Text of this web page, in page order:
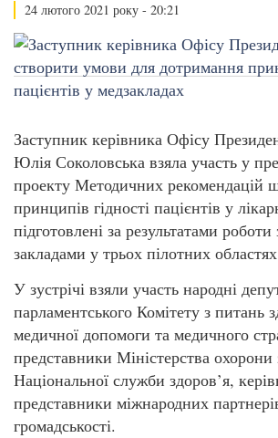
24 лютого 2021 року - 20:21
Заступник керівника Офісу
Юлія Соколовська взяла участь у
проекту Методичних рекомендацій
принципів гідності пацієнтів у
підготовлені за результатами
закладами у трьох пілотних
У зустрічі взяли участь народні
парламентського Комітету з питань
медичної допомоги та медичного
представники Міністерства охорони
Національної служби здоров’я,
представники міжнародних
громадськості.